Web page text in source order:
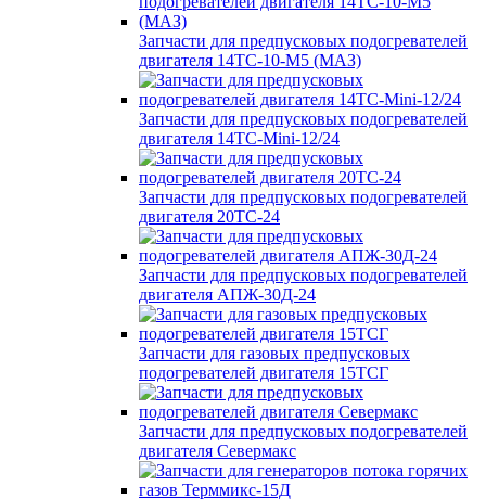
Запчасти для предпусковых подогревателей
двигателя 14ТС-10-М5 (МАЗ)
Запчасти для предпусковых подогревателей
двигателя 14ТС-Mini-12/24
Запчасти для предпусковых подогревателей
двигателя 20ТС-24
Запчасти для предпусковых подогревателей
двигателя АПЖ-30Д-24
Запчасти для газовых предпусковых
подогревателей двигателя 15ТСГ
Запчасти для предпусковых подогревателей
двигателя Севермакс